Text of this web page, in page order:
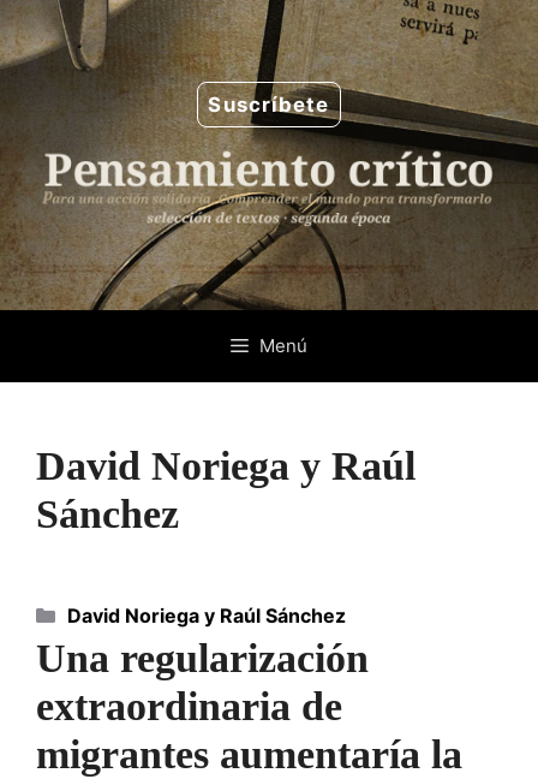
Saltar
al
contenido
Suscríbete
Menú
David Noriega y Raúl
Sánchez
Una regularización
extraordinaria de
migrantes aumentaría la
Categorías
David Noriega y Raúl Sánchez